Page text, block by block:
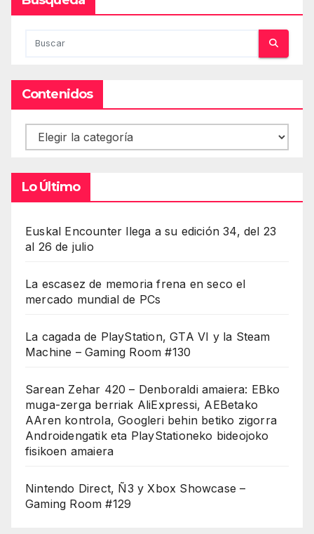
Contenidos
Contenidos
Lo Último
Euskal Encounter llega a su edición 34, del 23
al 26 de julio
La escasez de memoria frena en seco el
mercado mundial de PCs
La cagada de PlayStation, GTA VI y la Steam
Machine – Gaming Room #130
Sarean Zehar 420 – Denboraldi amaiera: EBko
muga-zerga berriak AliExpressi, AEBetako
AAren kontrola, Googleri behin betiko zigorra
Androidengatik eta PlayStationeko bideojoko
fisikoen amaiera
Nintendo Direct, Ñ3 y Xbox Showcase –
Gaming Room #129